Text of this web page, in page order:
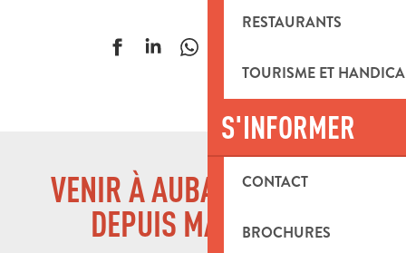
RESTAURANTS
TOURISME ET
S'INFORMER
CONTACT
BROCHURES
VENIR À AUBAGNE EN BUS
DEPUIS MARSEILLE